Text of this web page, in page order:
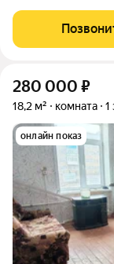
280 000 ₽
18,2 м² комната 1
онлайн показ